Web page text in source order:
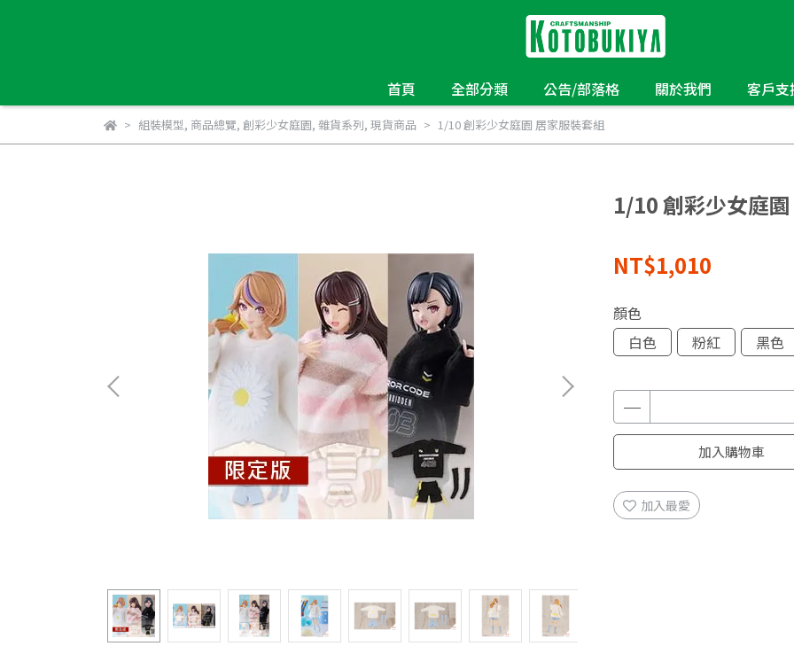
首頁 全部分類 公告/部落格 關於我們 客戶支
組裝模型, 商品總覽, 創彩少女庭園, 雜貨系列, 現貨商品 1/10 創彩少女庭園 居家服裝套組
1/10 創彩少女庭
NT$1,010
顏色
白色
粉紅 黑色
加入購物車
加入最愛